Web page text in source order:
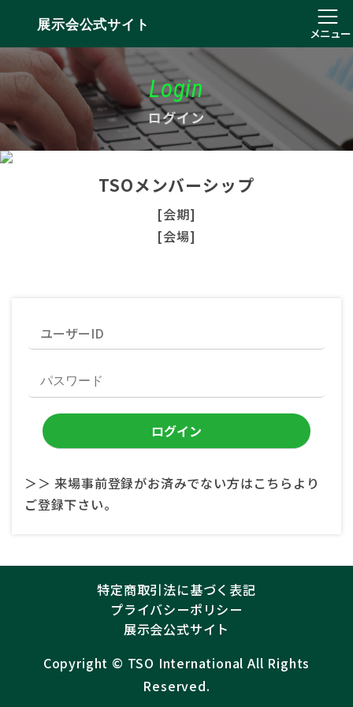
展示会公式サイト
メニュー
Login
ログイン
TSOメンバーシップ
[会期]
[会場]
＞＞ 来場事前登録がお済みでない方はこちらより
ご登録下さい。
特定商取引法に基づく表記
プライバシーポリシー
展示会公式サイト
Copyright ©︎ TSO International All Rights
Reserved.